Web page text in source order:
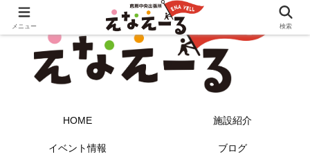
HOME 施設紹介
イベント情報 ブログ
メニュー 検索